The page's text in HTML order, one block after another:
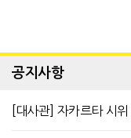
공지사항
[대사관] 자카르타 시